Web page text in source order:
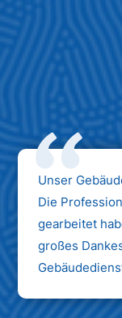
Unser
Die
gearbeitet
großes